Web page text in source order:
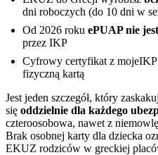
dni roboczych (do 10 dni w
Od 2026 roku ePUAP nie
przez IKP
Cyfrowy certyfikat z mojeIKP
fizyczną kartą
Jest jeden szczegół, który
się oddzielnie dla każdego
czteroosobowa, nawet z
Brak osobnej karty dla dziecka
EKUZ rodziców w greckiej